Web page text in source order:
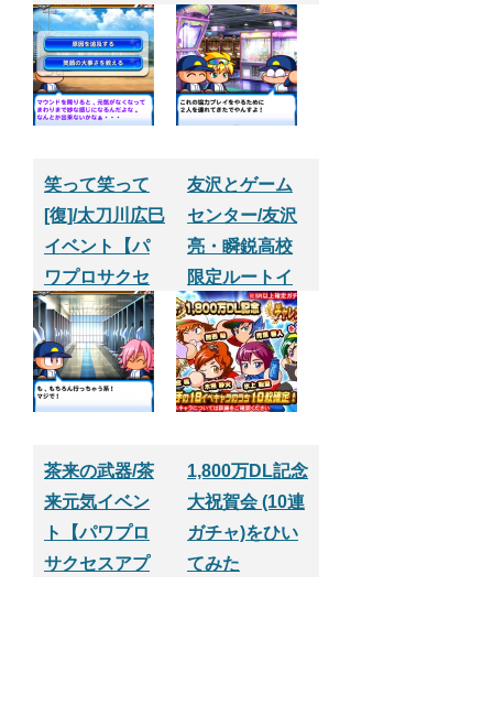
でSR以上の出
現率超アップ
を早速やって
みたPart.5【パ
スアプリ】
アプリ】
笑って笑って
[復]/太刀川広巳
イベント【パ
ワプロサクセ
スアプリ】
友沢とゲーム
センター/友沢
亮・瞬鋭高校
限定ルートイ
ベント【パワ
プロサクセス
アプリ】
茶来の武器/茶
来元気イベン
ト【パワプロ
サクセスアプ
1,800万DL記念
大祝賀会 (10連
ガチャ)をひい
てみた